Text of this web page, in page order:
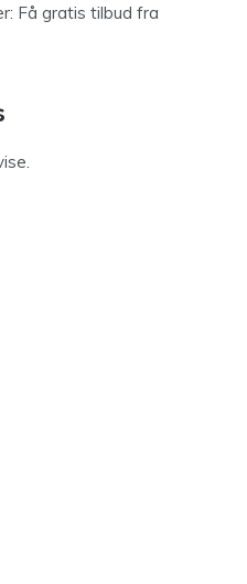
Få gratis tilbud fra